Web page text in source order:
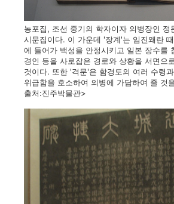
농포집, 조선 중기의 학자이자 의병장인
시문집이다. 이 가운데 '장계'는 임진왜란
에 들어가 백성을 안정시키고 일본 장수를
경인 등을 사로잡은 경로와 상황을 서면으
것이다. 또한 '격문'은 함경도의 여러 수령
위급함을 호소하여 의병에 가담하여 줄 것
출처:진주박물관>